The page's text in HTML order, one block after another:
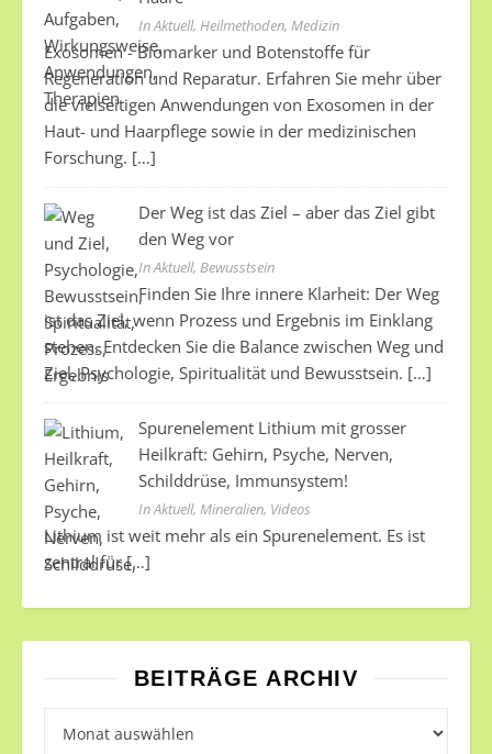
In Aktuell, Heilmethoden, Medizin
Exosomen - Biomarker und Botenstoffe für
Regeneration und Reparatur. Erfahren Sie mehr über
die vielseitigen Anwendungen von Exosomen in der
Haut- und Haarpflege sowie in der medizinischen
Forschung. […]
Der Weg ist das Ziel – aber das Ziel gibt
den Weg vor
In Aktuell, Bewusstsein
Finden Sie Ihre innere Klarheit: Der Weg
ist das Ziel, wenn Prozess und Ergebnis im Einklang
stehen. Entdecken Sie die Balance zwischen Weg und
Ziel, Psychologie, Spiritualität und Bewusstsein. […]
Spurenelement Lithium mit grosser
Heilkraft: Gehirn, Psyche, Nerven,
Schilddrüse, Immunsystem!
In Aktuell, Mineralien, Videos
Lithium ist weit mehr als ein Spurenelement. Es ist
zentral für[…]
BEITRÄGE ARCHIV